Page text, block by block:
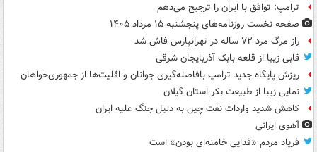
ترامپ: توافق با ایران را ترجیح می‌دهم
صفحه نخست روزنامه‌های پنجشنبه ۱۵ مرداد ۱۴۰۵
راز مرگ مرد ۷۲ ساله در تهرانپارس فاش شد
قابی زیبا از قلعه بابک آذربایجان شرقی
ریزش پایگاه جدید ترامپ بافاصله‌گیری جوانان و اقلیت‌ها از جمهوری‌خواهان
نمایی زیبا از طبیعت بکر استان گیلان
کاهش شدید واردات نفت چین به دلیل جنگ علیه ایران
آهوی ایرانی
فریاد مردم «فدایی خامنه‌ای بودن» است